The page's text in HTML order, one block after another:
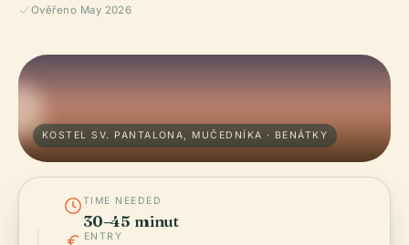
Ověřeno May 2026
KOSTEL SV. PANTALONA, MUČEDNÍKA · BENÁTKY
TIME NEEDED
30–45 minut
ENTRY